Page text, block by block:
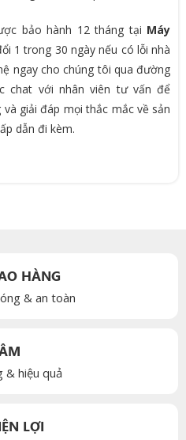
bảo hành 12 tháng tại Máy
1 trong 30 ngày nếu có lỗi nhà
ngay cho chúng tôi qua đường
chat với nhân viên tư vấn để
giải đáp mọi thắc mắc về sản
dẫn đi kèm.
HÀNG
& an toàn
& hiệu quả
LỢI